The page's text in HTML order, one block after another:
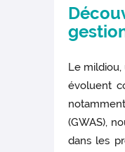
Le
évoluent
(GWAS),
dans les